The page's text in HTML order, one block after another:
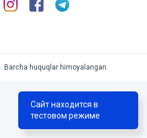
Сайт находится в
тестовом режиме
Barcha huquqlar himoyalangan.